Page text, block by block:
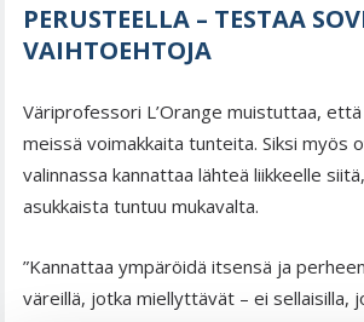
PERUSTEELLA – TESTAA
VAIHTOEHTOJA
Väriprofessori L’Orange muistuttaa,
meissä voimakkaita tunteita. Siksi myös
valinnassa kannattaa lähteä liikkeelle
asukkaista tuntuu mukavalta.
”Kannattaa ympäröidä itsensä ja
väreillä, jotka miellyttävät – ei sellaisilla,